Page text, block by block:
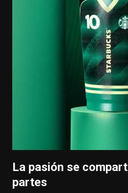
La pasión se
partes